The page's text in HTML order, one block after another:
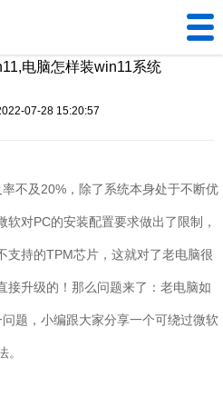
U盘工具
装机问题
电脑问题
电脑怎样装win11系统
07-28 15:20:57
不及20% ，除了系统本身处于不断优
软对PC的安装配置要求做出了限制，
支持的TPM芯片，这就对了老电脑很
接升级的！那么问题来了：老电脑如
问题，小编跟大家分享一个可绕过微软
。